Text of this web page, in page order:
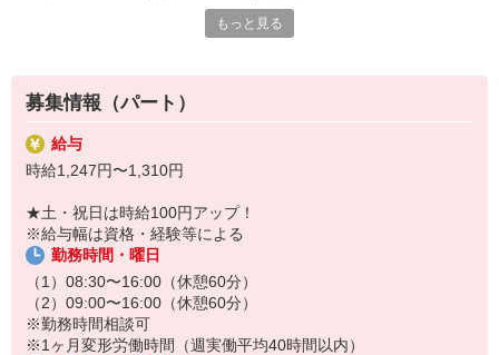
◇頑張った分、スタッフに還元！
・パートは特別手当の支給あり
夜勤なし！日勤のみの勤務です。残業が少なめです。子育てママ在
籍中！健康管理業務や医療的ケアが中心で、ブランクがあっても働
きやすい環境です。お客様と長くかかわり、関係性を作ることが可
能です。1〜2名体制のため自己判断能力が上がります。レクリエー
ションなど、楽しい雰囲気の中働けます。
もっと見る
募集情報（パート）
給与
時給1,247円〜1,310円
★土・祝日は時給100円アップ！
※給与幅は資格・経験等による
勤務時間・曜日
（1）08:30〜16:00（休憩60分）
（2）09:00〜16:00（休憩60分）
※勤務時間相談可
※1ヶ月変形労働時間（週実働平均40時間以内）